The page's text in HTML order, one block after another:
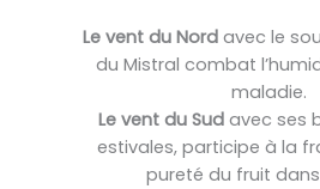
Le vent du Nordavec le
du Mistral combat
maladie.
Le vent du Sud avec ses
estivales, participe à la
pureté du fruit dans